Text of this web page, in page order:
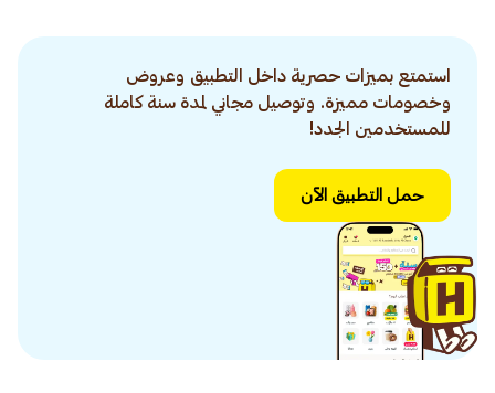
استمتع بميزات حصرية داخل التطبيق وعروض
وخصومات مميزة. وتوصيل مجاني لمدة سنة كاملة
للمستخدمين الجدد!
حمل التطبيق الآن